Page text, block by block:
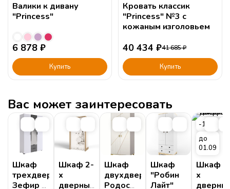
Валики к дивану
"Princess"
6 878 ₽
Купить
Кровать классик
"Princess" №3 с
кожаным изголовьем
40 434 ₽41 685₽
Купить
Вас может заинтересовать
Шкаф
трехдверный
Зефир с
Шкаф 2-
х
дверный
Шкаф
двухдверный
Родос
Шкаф
"Робин
Лайт"
-15%
до
01.09
Шкаф
х